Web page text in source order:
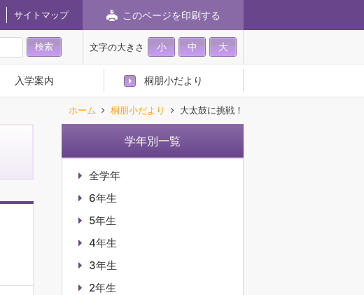
サイトマップ このページを印刷する
文字の大きさ 小 中 大
入学案内 桐朋小だより
ホーム 桐朋小だより 大太鼓に挑戦！
学年別一覧
全学年
6年生
5年生
4年生
3年生
2年生